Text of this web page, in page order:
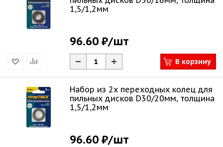
1,5/1,2мм
96.60 ₽/шт
В корзину
Набор из 2х переходных колец для
пильных дисков D30/20мм, толщина
1,5/1,2мм
96.60 ₽/шт